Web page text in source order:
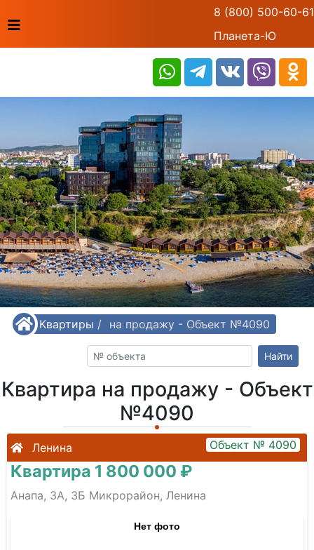
8 (800) 500-60-61
Планета-Ю
/ Квартиры /
Квартира на продажу - Объект №4090
Найти
Квартира на продажу - Объект
№4090
Ленина Объект № 4090
Квартира 1 800 000 ₽
Анапа, 3А, 3Б Микрорайон, Ленина
Нет фото